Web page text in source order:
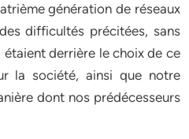
génération de réseaux
difficultés précitées, sans
derrière le choix de ce
la société, ainsi que notre
dont nos prédécesseurs